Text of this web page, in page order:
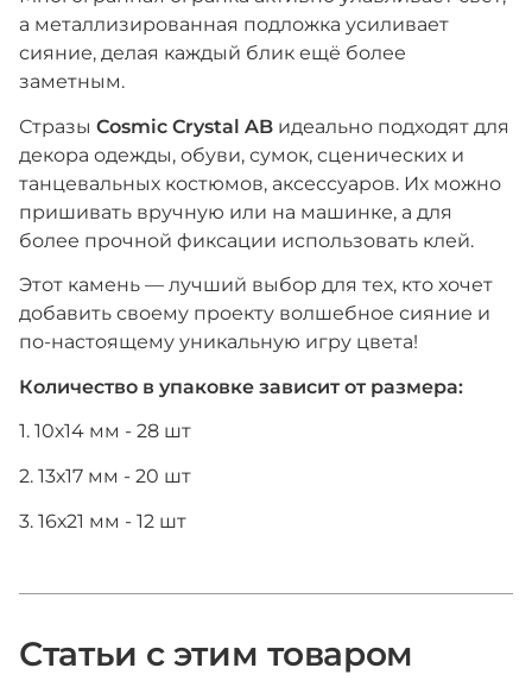
а металлизированная подложка усиливает
сияние, делая каждый блик ещё более
заметным.
Стразы Cosmic Crystal AB идеально подходят для
декора одежды, обуви, сумок, сценических и
танцевальных костюмов, аксессуаров. Их можно
пришивать вручную или на машинке, а для
более прочной фиксации использовать клей.
Этот камень — лучший выбор для тех, кто хочет
добавить своему проекту волшебное сияние и
по-настоящему уникальную игру цвета!
Количество в упаковке зависит от размера:
1. 10х14 мм - 28 шт
2. 13х17 мм - 20 шт
3. 16х21 мм - 12 шт
Статьи с этим товаром